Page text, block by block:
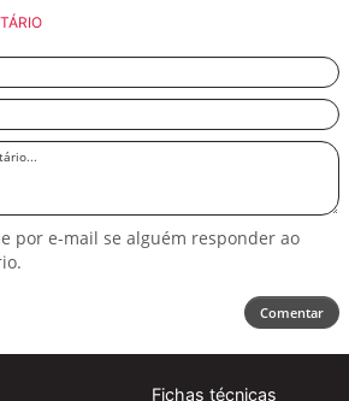
por e-mail se alguém responder ao
Comentar
Fichas técnicas